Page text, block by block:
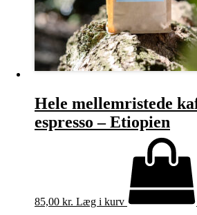
Hele mellemristede
espresso – Etiopien
85,00 kr. Læg i kurv